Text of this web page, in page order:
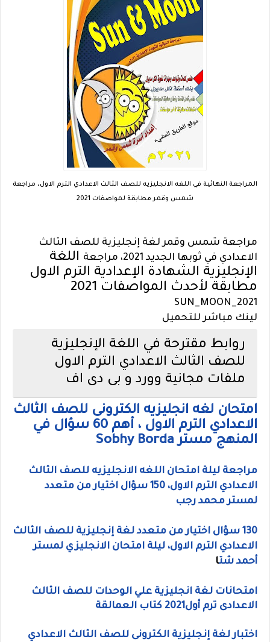
المراجعة النهائية في اللغه الانجليزيه للصف الثالث الاعدادي الترم الاول، مراجعة
شمس وقمر مطابقة لمواصفات 2021
مراجعة شمس وقمر لغة إنجليزية للصف الثالث
الاعدادي في ثوبها الجديد 2021، مراجعة
اللغة
الإنجليزية الشهادة الإعدادية الترم الاول
مطابقة لأحدث المواصفات 2021
SUN_MOON_2021
لينك مباشر للتحميل
روابط مقترحة في اللغة الإنجليزية
للصف الثالث الاعدادي الترم الاول
ملفات مجانية وورد و بى دى اف
امتحان لغه انجليزيه الكترونى للصف الثالث
الاعدادي الترم الاول ، أهم 60 سؤال في
المنهج مستر Sobhy Borda
مراجعة ليلة امتحان اللغه الانجليزيه للصف الثالث
الاعدادي الترم الاول، 150 سؤال اختيار من متعدد
لمستر محمد رجب
130 سؤال اختيار من متعدد لغة إنجليزية للصف الثالث
الاعدادي الترم الاول، ليلة امتحان الانجليزي لمستر
أحمد شتا
امتحانات لغة انجليزية علي الوحدات للصف الثالث
الاعدادى ترم أول2021 كتاب العمالقة
اختبار لغة إنجليزية الكترونى للصف الثالث الاعدادي